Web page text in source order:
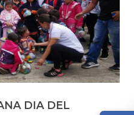
DIA DEL